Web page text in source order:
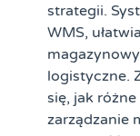
strategii.
WMS,
logistyczne.
się, jak
zarządzanie